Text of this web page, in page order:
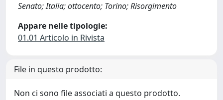
Senato; Italia; ottocento; Torino; Risorgimento
Appare nelle tipologie:
01.01 Articolo in Rivista
File in questo prodotto:
Non ci sono file associati a questo prodotto.